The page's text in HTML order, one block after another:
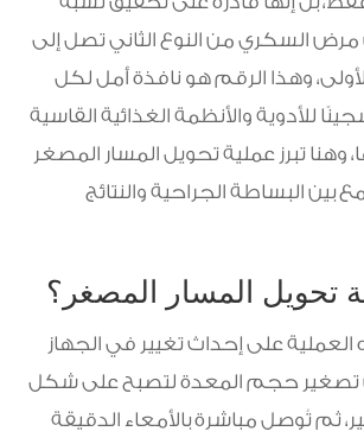
السكري من النوع الثاني تصل إلى
وهذا الرقم هو نافذة أمل لكل
للأدوية والأنظمة الغذائية القاسية
وهنا تبرز عملية تحويل المسار المصغر
بين البساطة الجراحية والنتائج
تحويل المسار المصغر؟
على إحداث تغيير في الجهاز
حجم المعدة لتصبح على شكل
ثم تُوصل مباشرة بالأمعاء الدقيقة